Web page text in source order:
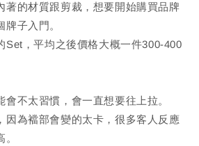
著的材質跟剪裁，想要開始購買品牌
子入門。
Set，平均之後價格大概一件300-400
不太習慣，會一直想要往上拉。
因為襠部會變的太卡，很多客人反應